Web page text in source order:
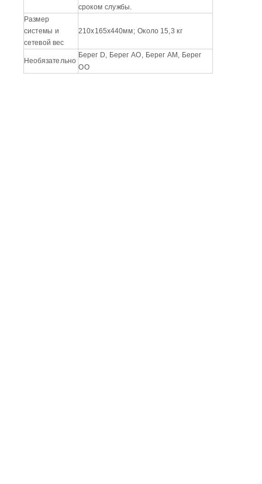
сроком службы.
Размер
системы и
сетевой вес
210х165х440мм; Около 15,3 кг
Необязательно
Берег D, Берег АО, Берег AM, Берег
ОО